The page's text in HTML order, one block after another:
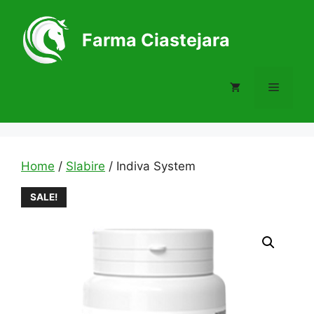
content
Farma Ciastejara
Menu
Home / Slabire / Indiva System
SALE!